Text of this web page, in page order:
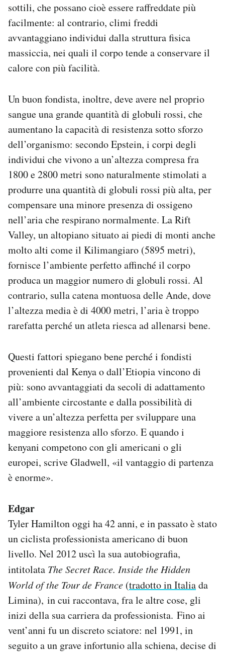
sottili, che possano cioè essere raffreddate più
facilmente: al contrario, climi freddi
avvantaggiano individui dalla struttura fisica
massiccia, nei quali il corpo tende a conservare il
calore con più facilità.
Un buon fondista, inoltre, deve avere nel proprio
sangue una grande quantità di globuli rossi, che
aumentano la capacità di resistenza sotto sforzo
dell’organismo: secondo Epstein, i corpi degli
individui che vivono a un’altezza compresa fra
1800 e 2800 metri sono naturalmente stimolati a
produrre una quantità di globuli rossi più alta, per
compensare una minore presenza di ossigeno
nell’aria che respirano normalmente. La Rift
Valley, un altopiano situato ai piedi di monti anche
molto alti come il Kilimangiaro (5895 metri),
fornisce l’ambiente perfetto affinché il corpo
produca un maggior numero di globuli rossi. Al
contrario, sulla catena montuosa delle Ande, dove
l’altezza media è di 4000 metri, l’aria è troppo
rarefatta perché un atleta riesca ad allenarsi bene.
Questi fattori spiegano bene perché i fondisti
provenienti dal Kenya o dall’Etiopia vincono di
più: sono avvantaggiati da secoli di adattamento
all’ambiente circostante e dalla possibilità di
vivere a un’altezza perfetta per sviluppare una
maggiore resistenza allo sforzo. E quando i
kenyani competono con gli americani o gli
europei, scrive Gladwell, «il vantaggio di partenza
è enorme».
Edgar
Tyler Hamilton oggi ha 42 anni, e in passato è stato
un ciclista professionista americano di buon
livello. Nel 2012 uscì la sua autobiografia,
intitolata The Secret Race. Inside the Hidden
World of the Tour de France (tradotto in Italiada
Limina), in cui raccontava, fra le altre cose, gli
inizi della sua carriera da professionista. Fino ai
vent’anni fu un discreto sciatore: nel 1991, in
seguito a un grave infortunio alla schiena, decise di